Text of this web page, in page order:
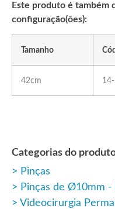
Este produto é também
configuração(ões):
Tamanho
42cm
Categorias do
Pinças
Pinças de Ø10mm -
Videocirurgia